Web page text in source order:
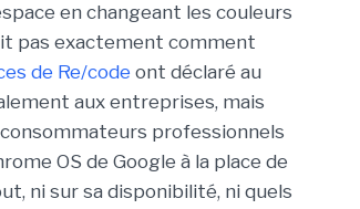
en changeant les couleurs
pas exactement comment
de Re/code ont déclaré au
aux entreprises, mais
professionnels
OS de Google à la place de
ni sur sa disponibilité, ni quels